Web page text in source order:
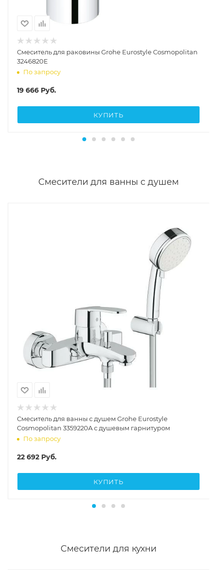
Смеситель для раковины Grohe Eurostyle Cosmopolitan
3246820E
По запросу
19 666 Руб.
КУПИТЬ
Смесители для ванны с душем
Смеситель для ванны с душем Grohe Eurostyle
Cosmopolitan 3359220A с душевым гарнитуром
По запросу
22 692 Руб.
КУПИТЬ
Смесители для кухни